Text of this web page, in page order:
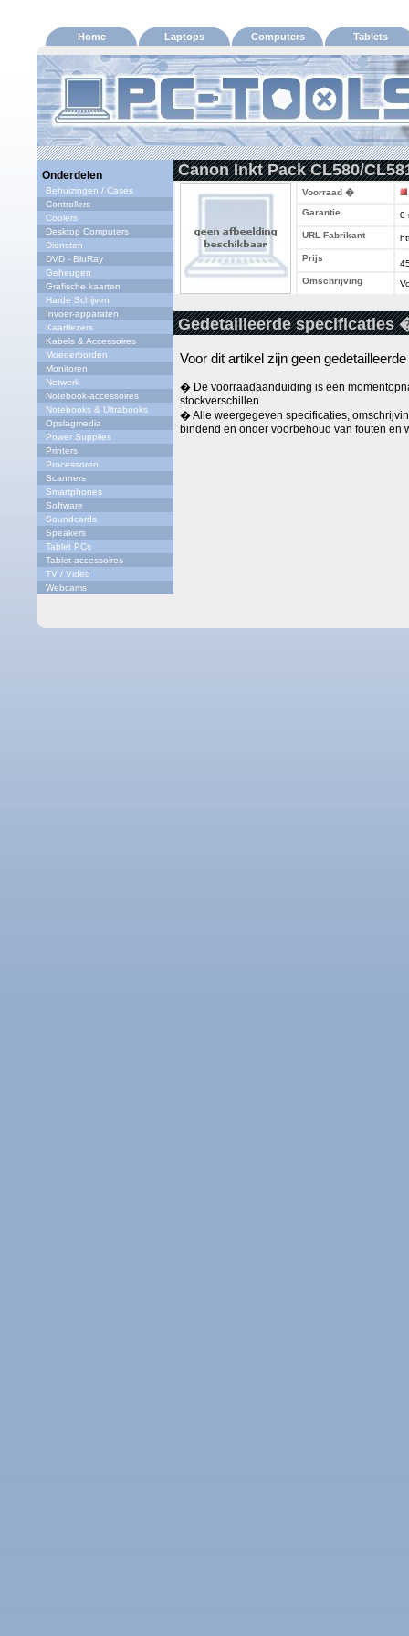
Home Laptops Computers Tablets
Onderdelen
Behuizingen / Cases
Controllers
Coolers
Desktop Computers
Diensten
DVD - BluRay
Geheugen
Grafische kaarten
Harde Schijven
Invoer-apparaten
Kaartlezers
Kabels & Accessoires
Moederborden
Monitoren
Netwerk
Notebook-accessoires
Notebooks & Ultrabooks
Opslagmedia
Power Supplies
Printers
Processoren
Scanners
Smartphones
Software
Soundcards
Speakers
Tablet PCs
Tablet-accessoires
TV / Video
Webcams
Canon Inkt Pack CL580/
Voorraad �
Garantie
0
URL Fabrikant
Prijs
Omschrijving
Gedetailleerde specificaties
Voor dit artikel zijn geen
� De voorraadaanduiding is een
stockverschillen
� Alle weergegeven specificaties,
bindend en onder voorbehoud van fouten en